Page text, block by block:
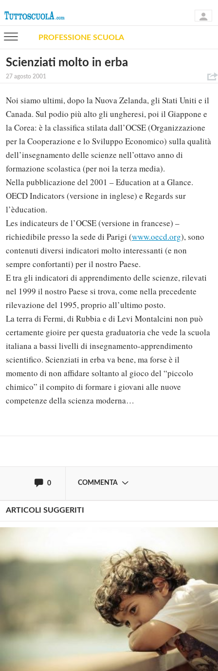
PROFESSIONE SCUOLA
Scienziati molto in erba
27 agosto 2001
Noi siamo ultimi, dopo la Nuova Zelanda, gli Stati Uniti e il
Canada. Sul podio più alto gli ungheresi, poi il Giappone e
la Corea: è la classifica stilata dall’OCSE (Organizzazione
per la Cooperazione e lo Sviluppo Economico) sulla qualità
dell’insegnamento delle scienze nell’ottavo anno di
formazione scolastica (per noi la terza media).
Nella pubblicazione del 2001 – Education at a Glance.
OECD Indicators (versione in inglese) e Regards sur
l’èducation.
Les indicateurs de l’OCSE (versione in francese) –
richiedibile presso la sede di Parigi (www.oecd.org), sono
contenuti diversi indicatori molto interessanti (e non
sempre confortanti) per il nostro Paese.
E tra gli indicatori di apprendimento delle scienze, rilevati
nel 1999 il nostro Paese si trova, come nella precedente
rilevazione del 1995, proprio all’ultimo posto.
La terra di Fermi, di Rubbia e di Levi Montalcini non può
certamente gioire per questa graduatoria che vede la scuola
italiana a bassi livelli di insegnamento-apprendimento
scientifico. Scienziati in erba va bene, ma forse è il
momento di non affidare soltanto al gioco del “piccolo
chimico” il compito di formare i giovani alle nuove
competenze della scienza moderna…
0 COMMENTA
Solo gli utenti registrati possono
commentare!
ARTICOLI SUGGERITI